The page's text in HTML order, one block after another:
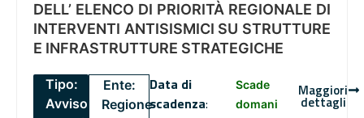
DELL’ ELENCO DI PRIORITÀ REGIONALE DI
INTERVENTI ANTISISMICI SU STRUTTURE
E INFRASTRUTTURE STRATEGICHE
Tipo:
Avviso
Ente:
Regione
Data di
scadenza:
Scade
domani
Maggiori
dettagli